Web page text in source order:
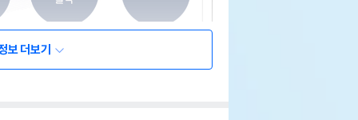
보 더보기